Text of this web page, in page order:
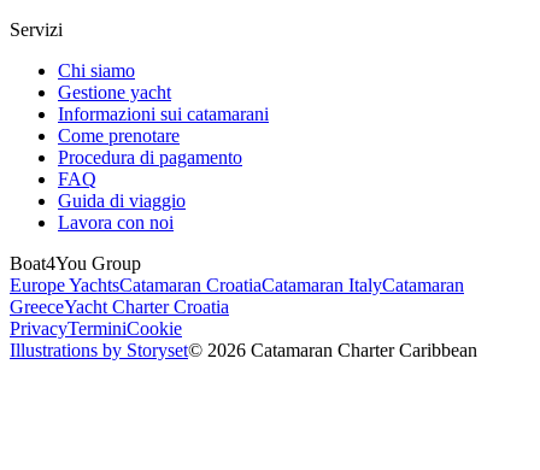
Servizi
Chi siamo
Gestione yacht
Informazioni sui catamarani
Come prenotare
Procedura di pagamento
FAQ
Guida di viaggio
Lavora con noi
Boat4You Group
Europe YachtsCatamaran CroatiaCatamaran ItalyCatamaran
GreeceYacht Charter Croatia
PrivacyTerminiCookie
Illustrations by Storyset© 2026 Catamaran Charter Caribbean